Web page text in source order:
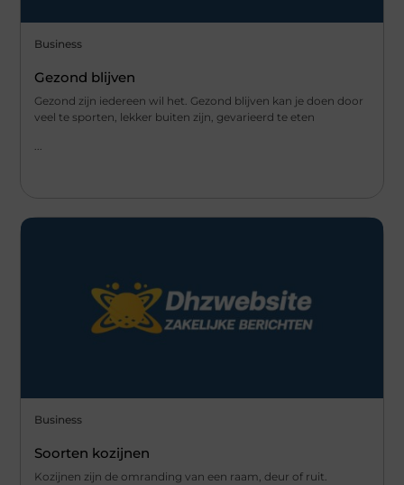
Business
Gezond blijven
Gezond zijn iedereen wil het. Gezond blijven kan je doen door
veel te sporten, lekker buiten zijn, gevarieerd te eten
...
Business
Soorten kozijnen
Kozijnen zijn de omranding van een raam, deur of ruit.